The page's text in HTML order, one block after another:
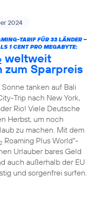
2024
TARIF FÜR 33 LÄNDER –
1 CENT PRO MEGABYTE:
weltweit
zum Sparpreis
tanken auf Bali
Trip nach New York,
Rio! Viele Deutsche
Herbst, um noch
zu machen. Mit dem
Roaming Plus World“-
Urlauber bares Geld
auch außerhalb der EU
und sorgenfrei surfen.